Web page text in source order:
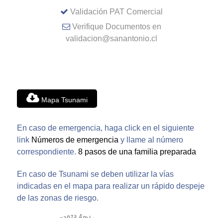
Validación PAT Comercial
Verifique Documentos en
validacion@sanantonio.cl
Mapa Tsunami
En caso de emergencia, haga click en el siguiente
link Números de emergencia y llame al número
correspondiente. 8 pasos de una familia preparada
En caso de Tsunami se deben utilizar la vías
indicadas en el mapa para realizar un rápido despeje
de las zonas de riesgo.